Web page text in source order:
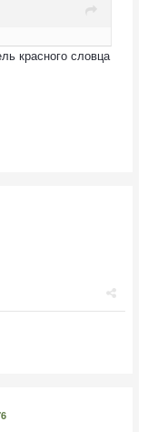
красного словца